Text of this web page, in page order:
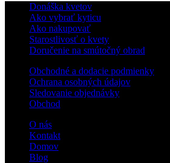
Donáška kvetov
Ako vybrať kyticu
Ako nakupovať
Starostlivosť o kvety
Doručenie na smútočný obrad
Obchodné a dodacie podmienky
Ochrana osobných údajov
Sledovanie objednávky
Obchod
O nás
Kontakt
Domov
Blog